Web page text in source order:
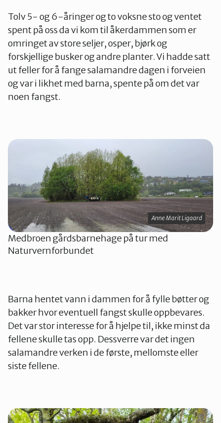
Tolv 5- og 6-åringer og to voksne sto og ventet
spent på oss da vi kom til åkerdammen som er
omringet av store seljer, osper, bjørk og
forskjellige busker og andre planter. Vi hadde satt
ut feller for å fange salamandre dagen i forveien
og var i likhet med barna, spente på om det var
noen fangst.
Anne Marit Ligaard
Medbroen gårdsbarnehage på tur med
Naturvernforbundet
Barna hentet vann i dammen for å fylle bøtter og
bakker hvor eventuell fangst skulle oppbevares.
Det var stor interesse for å hjelpe til, ikke minst da
fellene skulle tas opp. Dessverre var det ingen
salamandre verken i de første, mellomste eller
siste fellene.